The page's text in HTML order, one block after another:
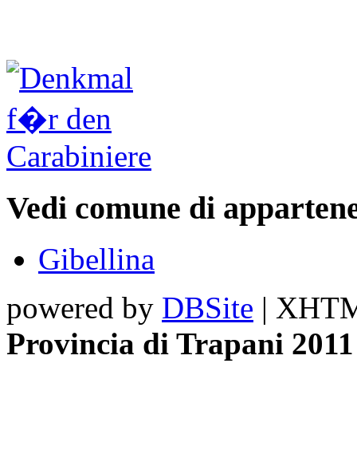
Vedi comune di
Gibellina
powered by DBSite |
Provincia di Trapani 2011